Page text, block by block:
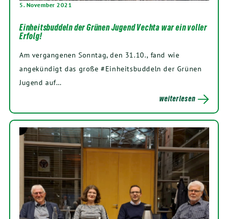
5. November 2021
Einheitsbuddeln der Grünen Jugend Vechta war ein voller
Erfolg!
Am vergangenen Sonntag, den 31.10., fand wie
angekündigt das große #Einheitsbuddeln der Grünen
Jugend auf…
weiterlesen